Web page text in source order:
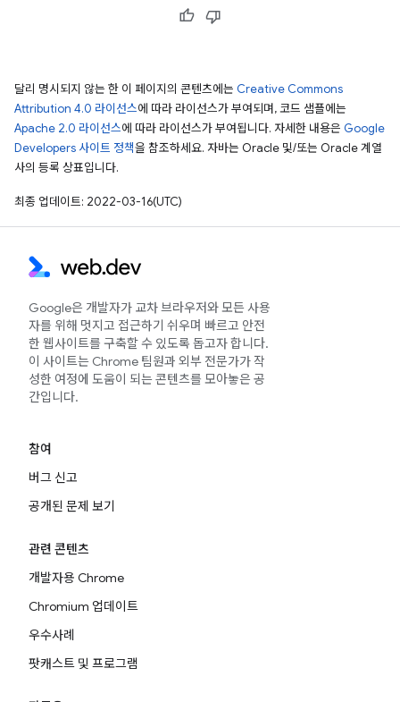
달리 명시되지 않는 한 이 페이지의 콘텐츠에는 Creative Commons
Attribution 4.0 라이선스에 따라 라이선스가 부여되며, 코드 샘플에는
Apache 2.0 라이선스에 따라 라이선스가 부여됩니다. 자세한 내용은 Google
Developers 사이트 정책을 참조하세요. 자바는 Oracle 및/또는 Oracle 계열
사의 등록 상표입니다.
최종 업데이트: 2022-03-16(UTC)
Google은 개발자가 교차 브라우저와 모든 사용
자를 위해 멋지고 접근하기 쉬우며 빠르고 안전
한 웹사이트를 구축할 수 있도록 돕고자 합니다.
이 사이트는 Chrome 팀원과 외부 전문가가 작
성한 여정에 도움이 되는 콘텐츠를 모아놓은 공
간입니다.
참여
버그 신고
공개된 문제 보기
관련 콘텐츠
개발자용 Chrome
Chromium 업데이트
우수사례
팟캐스트 및 프로그램